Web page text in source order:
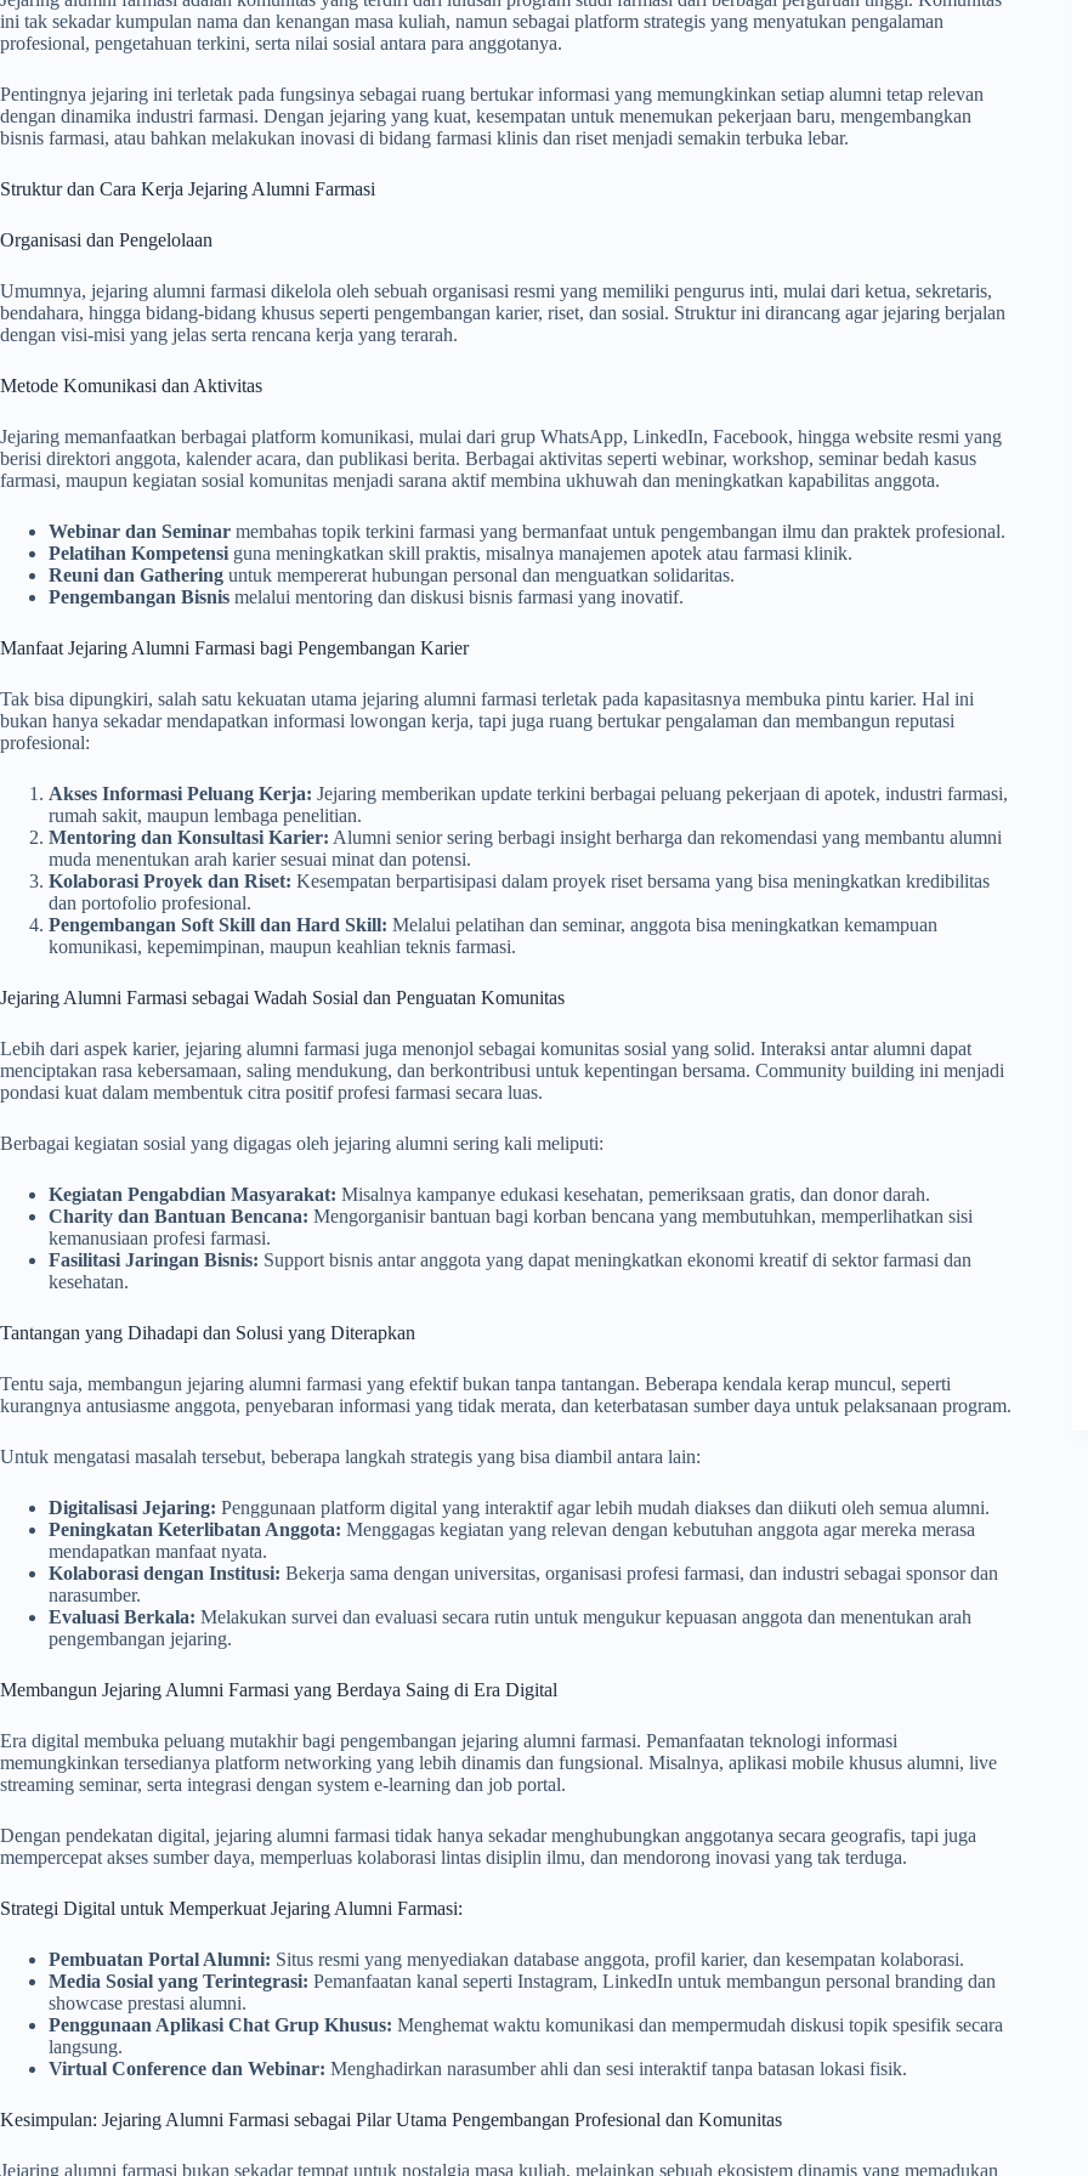
ini tak sekadar kumpulan nama dan kenangan masa kuliah, namun sebagai platform strategis yang menyatukan pengalaman
profesional, pengetahuan terkini, serta nilai sosial antara para anggotanya.
Pentingnya jejaring ini terletak pada fungsinya sebagai ruang bertukar informasi yang memungkinkan setiap alumni tetap relevan
dengan dinamika industri farmasi. Dengan jejaring yang kuat, kesempatan untuk menemukan pekerjaan baru, mengembangkan
bisnis farmasi, atau bahkan melakukan inovasi di bidang farmasi klinis dan riset menjadi semakin terbuka lebar.
Struktur dan Cara Kerja Jejaring Alumni Farmasi
Organisasi dan Pengelolaan
Umumnya, jejaring alumni farmasi dikelola oleh sebuah organisasi resmi yang memiliki pengurus inti, mulai dari ketua, sekretaris,
bendahara, hingga bidang-bidang khusus seperti pengembangan karier, riset, dan sosial. Struktur ini dirancang agar jejaring berjalan
dengan visi-misi yang jelas serta rencana kerja yang terarah.
Metode Komunikasi dan Aktivitas
Jejaring memanfaatkan berbagai platform komunikasi, mulai dari grup WhatsApp, LinkedIn, Facebook, hingga website resmi yang
berisi direktori anggota, kalender acara, dan publikasi berita. Berbagai aktivitas seperti webinar, workshop, seminar bedah kasus
farmasi, maupun kegiatan sosial komunitas menjadi sarana aktif membina ukhuwah dan meningkatkan kapabilitas anggota.
Webinar dan Seminar membahas topik terkini farmasi yang bermanfaat untuk pengembangan ilmu dan praktek profesional.
Pelatihan Kompetensi guna meningkatkan skill praktis, misalnya manajemen apotek atau farmasi klinik.
Reuni dan Gathering untuk mempererat hubungan personal dan menguatkan solidaritas.
Pengembangan Bisnis melalui mentoring dan diskusi bisnis farmasi yang inovatif.
Manfaat Jejaring Alumni Farmasi bagi Pengembangan Karier
Tak bisa dipungkiri, salah satu kekuatan utama jejaring alumni farmasi terletak pada kapasitasnya membuka pintu karier. Hal ini
bukan hanya sekadar mendapatkan informasi lowongan kerja, tapi juga ruang bertukar pengalaman dan membangun reputasi
profesional:
Akses Informasi Peluang Kerja: Jejaring memberikan update terkini berbagai peluang pekerjaan di apotek, industri farmasi,
rumah sakit, maupun lembaga penelitian.
Mentoring dan Konsultasi Karier: Alumni senior sering berbagi insight berharga dan rekomendasi yang membantu alumni
muda menentukan arah karier sesuai minat dan potensi.
Kolaborasi Proyek dan Riset: Kesempatan berpartisipasi dalam proyek riset bersama yang bisa meningkatkan kredibilitas
dan portofolio profesional.
Pengembangan Soft Skill dan Hard Skill: Melalui pelatihan dan seminar, anggota bisa meningkatkan kemampuan
komunikasi, kepemimpinan, maupun keahlian teknis farmasi.
Jejaring Alumni Farmasi sebagai Wadah Sosial dan Penguatan Komunitas
Lebih dari aspek karier, jejaring alumni farmasi juga menonjol sebagai komunitas sosial yang solid. Interaksi antar alumni dapat
menciptakan rasa kebersamaan, saling mendukung, dan berkontribusi untuk kepentingan bersama. Community building ini menjadi
pondasi kuat dalam membentuk citra positif profesi farmasi secara luas.
Berbagai kegiatan sosial yang digagas oleh jejaring alumni sering kali meliputi:
Kegiatan Pengabdian Masyarakat: Misalnya kampanye edukasi kesehatan, pemeriksaan gratis, dan donor darah.
Charity dan Bantuan Bencana: Mengorganisir bantuan bagi korban bencana yang membutuhkan, memperlihatkan sisi
kemanusiaan profesi farmasi.
Fasilitasi Jaringan Bisnis: Support bisnis antar anggota yang dapat meningkatkan ekonomi kreatif di sektor farmasi dan
kesehatan.
Tantangan yang Dihadapi dan Solusi yang Diterapkan
Tentu saja, membangun jejaring alumni farmasi yang efektif bukan tanpa tantangan. Beberapa kendala kerap muncul, seperti
kurangnya antusiasme anggota, penyebaran informasi yang tidak merata, dan keterbatasan sumber daya untuk pelaksanaan program.
Untuk mengatasi masalah tersebut, beberapa langkah strategis yang bisa diambil antara lain:
Digitalisasi Jejaring: Penggunaan platform digital yang interaktif agar lebih mudah diakses dan diikuti oleh semua alumni.
Peningkatan Keterlibatan Anggota: Menggagas kegiatan yang relevan dengan kebutuhan anggota agar mereka merasa
mendapatkan manfaat nyata.
Kolaborasi dengan Institusi: Bekerja sama dengan universitas, organisasi profesi farmasi, dan industri sebagai sponsor dan
narasumber.
Evaluasi Berkala: Melakukan survei dan evaluasi secara rutin untuk mengukur kepuasan anggota dan menentukan arah
pengembangan jejaring.
Membangun Jejaring Alumni Farmasi yang Berdaya Saing di Era Digital
Era digital membuka peluang mutakhir bagi pengembangan jejaring alumni farmasi. Pemanfaatan teknologi informasi
memungkinkan tersedianya platform networking yang lebih dinamis dan fungsional. Misalnya, aplikasi mobile khusus alumni, live
streaming seminar, serta integrasi dengan system e-learning dan job portal.
Dengan pendekatan digital, jejaring alumni farmasi tidak hanya sekadar menghubungkan anggotanya secara geografis, tapi juga
mempercepat akses sumber daya, memperluas kolaborasi lintas disiplin ilmu, dan mendorong inovasi yang tak terduga.
Strategi Digital untuk Memperkuat Jejaring Alumni Farmasi:
Pembuatan Portal Alumni: Situs resmi yang menyediakan database anggota, profil karier, dan kesempatan kolaborasi.
Media Sosial yang Terintegrasi: Pemanfaatan kanal seperti Instagram, LinkedIn untuk membangun personal branding dan
showcase prestasi alumni.
Penggunaan Aplikasi Chat Grup Khusus: Menghemat waktu komunikasi dan mempermudah diskusi topik spesifik secara
langsung.
Virtual Conference dan Webinar: Menghadirkan narasumber ahli dan sesi interaktif tanpa batasan lokasi fisik.
Kesimpulan: Jejaring Alumni Farmasi sebagai Pilar Utama Pengembangan Profesional dan Komunitas
Jejaring alumni farmasi bukan sekadar tempat untuk nostalgia masa kuliah, melainkan sebuah ekosistem dinamis yang memadukan